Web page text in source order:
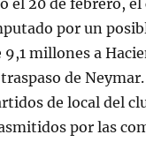
el 20 de febrero, el
por un
9,1 millones a
de
de local del
por las